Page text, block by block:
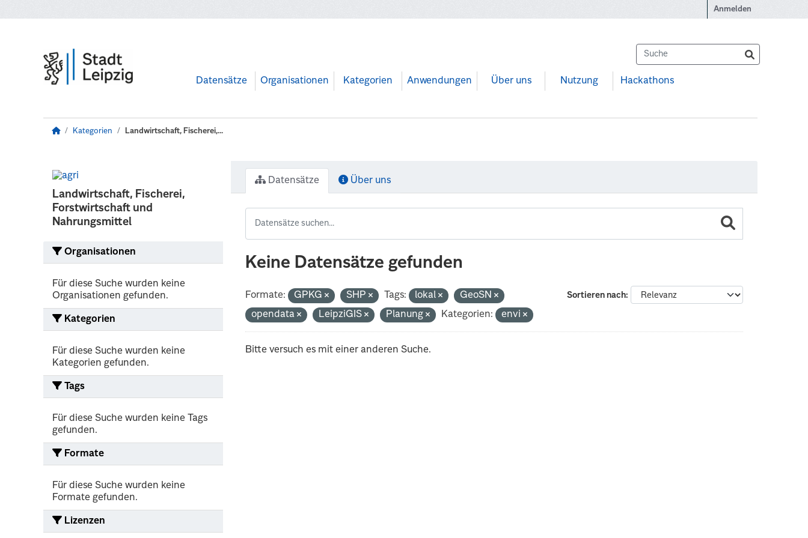
Anmelden
Datensätze Organisationen Kategorien Anwendungen Über uns Nutzung Hackathons
Kategorien Landwirtschaft, Fischerei,...
Landwirtschaft, Fischerei,
Forstwirtschaft und
Nahrungsmittel
Organisationen
Für diese Suche wurden keine
Organisationen gefunden.
Kategorien
Für diese Suche wurden keine
Kategorien gefunden.
Tags
Für diese Suche wurden keine Tags
gefunden.
Formate
Für diese Suche wurden keine
Formate gefunden.
Lizenzen
Datensätze Über uns
Keine Datensätze gefunden
Sortieren nach
Formate: GPKG SHP Tags: lokal
GeoSN
opendata
LeipziGIS Planung Kategorien: envi
Bitte versuch es mit einer anderen Suche.